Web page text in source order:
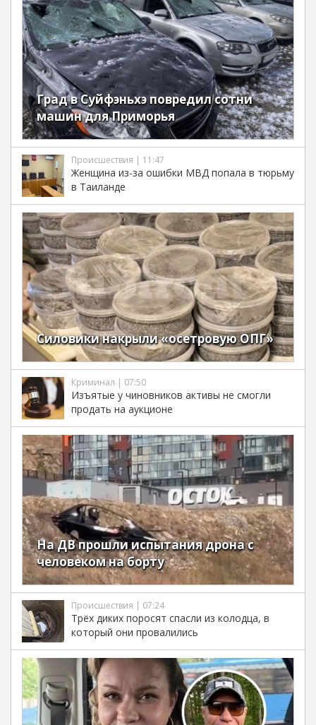
Град в Суйфэньхэ повредил сотни
машин для Приморья
Происшествия | 11:47
Женщина из-за ошибки МВД попала в тюрьму
в Таиланде
Силовики накрыли «осетровую ОПГ»
Криминал | 07:50
Изъятые у чиновников активы не смогли
продать на аукционе
На ДВ прошли испытания дрона с
человеком на борту
Происшествия | 07:24
Трёх диких поросят спасли из колодца, в
который они провалились